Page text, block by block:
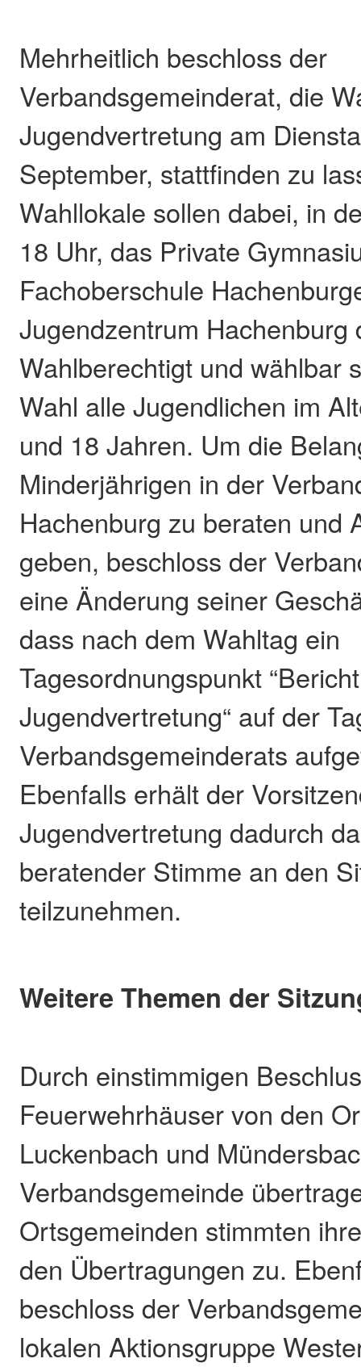
Mehrheitlich beschloss der
Verbandsgemeinderat, die
Jugendvertretung am
September, stattfinden zu
Wahllokale sollen dabei, in
18 Uhr, das Private
Fachoberschule
Jugendzentrum Hachenburg
Wahlberechtigt und wählbar
Wahl alle Jugendlichen im
und 18 Jahren. Um die
Minderjährigen in der
Hachenburg zu beraten und
geben, beschloss der
eine Änderung seiner
dass nach dem Wahltag ein
Tagesordnungspunkt
Jugendvertretung“ auf der
Verbandsgemeinderats
Ebenfalls erhält der
Jugendvertretung dadurch
beratender Stimme an den
teilzunehmen.
Weitere Themen der
Durch einstimmigen
Feuerwehrhäuser von den
Luckenbach und
Verbandsgemeinde
Ortsgemeinden stimmten
den Übertragungen zu.
beschloss der
lokalen Aktionsgruppe